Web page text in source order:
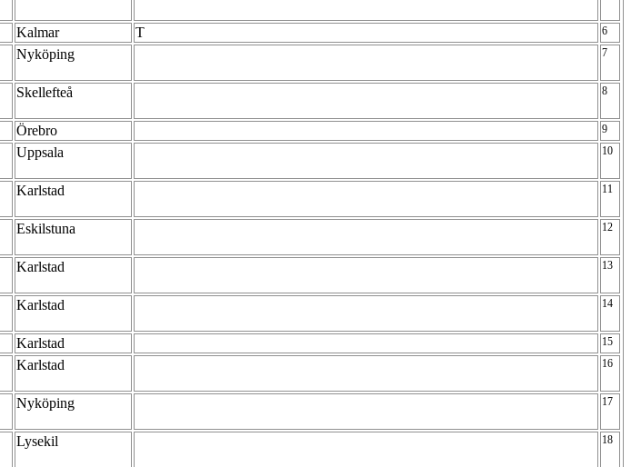
Kalmar T 6
Nyköping 7
Skellefteå 8
Örebro 9
Uppsala 10
Karlstad 11
Eskilstuna 12
Karlstad 13
Karlstad 14
Karlstad 15
Karlstad 16
Nyköping 17
Lysekil 18